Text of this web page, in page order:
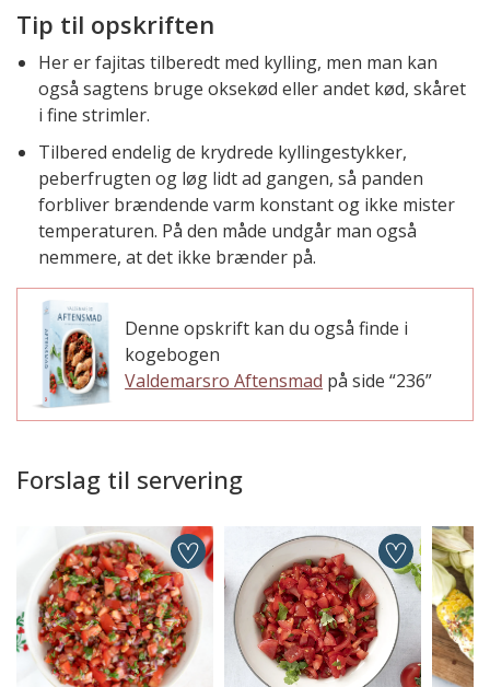
Tip til opskriften
Her er fajitas tilberedt med kylling, men man kan
også sagtens bruge oksekød eller andet kød, skåret
i fine strimler.
Tilbered endelig de krydrede kyllingestykker,
peberfrugten og løg lidt ad gangen, så panden
forbliver brændende varm konstant og ikke mister
temperaturen. På den måde undgår man også
nemmere, at det ikke brænder på.
Denne opskrift kan du også finde i
kogebogen
Valdemarsro Aftensmad på side “236”
Forslag til servering